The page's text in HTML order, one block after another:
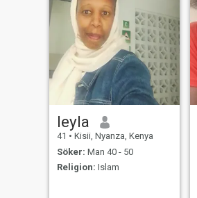
leyla
41 • Kisii, Nyanza, Kenya
Söker: Man 40 - 50
Religion: Islam